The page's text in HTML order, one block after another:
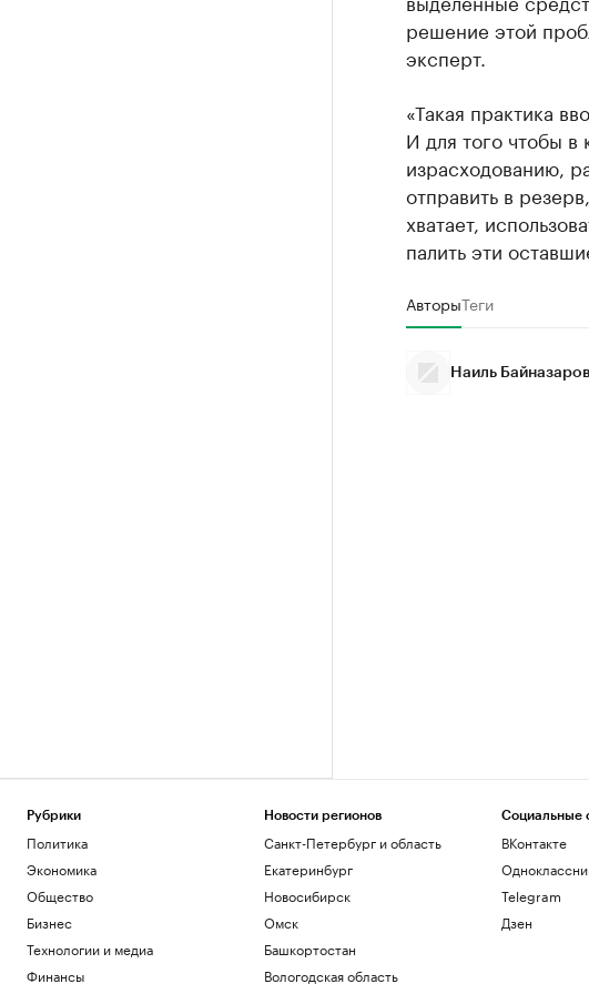
решение этой
эксперт.
«Такая практика
И для того чтобы
израсходованию,
отправить в
хватает,
палить эти
АвторыТеги
Наиль Байназаров
Рубрики
Политика
Экономика
Общество
Бизнес
Технологии и медиа
Финансы
Новости регионов
Санкт-Петербург и область
Екатеринбург
Новосибирск
Омск
Башкортостан
Вологодская область
Социальные
ВКонтакте
Telegram
Дзен